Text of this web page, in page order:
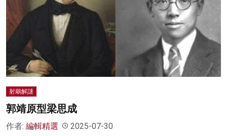
射鵰解謎
郭靖原型梁思成
作者: 編輯精選 2025-07-30